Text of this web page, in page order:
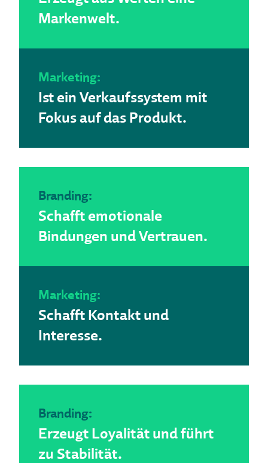
Markenwelt.
Marketing:
Ist ein Verkaufssystem mit
Fokus auf das Produkt.
Branding:
Schafft emotionale
Bindungen und Vertrauen.
Marketing:
Schafft Kontakt und
Interesse.
Branding:
Erzeugt Loyalität und führt
zu Stabilität.